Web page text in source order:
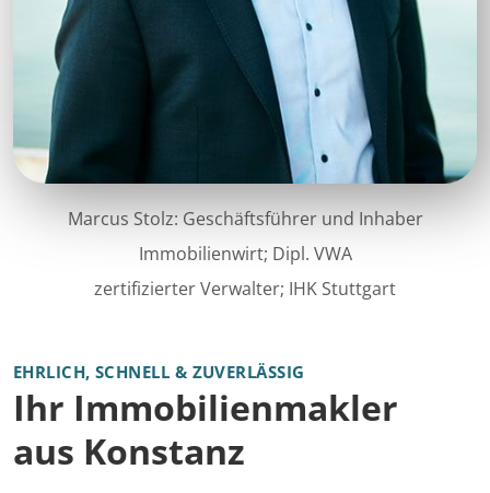
Marcus Stolz: Geschäftsführer und Inhaber
Immobilienwirt; Dipl. VWA
zertifizierter Verwalter; IHK Stuttgart
EHRLICH, SCHNELL & ZUVERLÄSSIG
Ihr Immobilienmakler
aus Konstanz